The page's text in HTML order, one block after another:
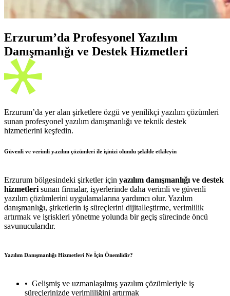
Erzurum’da Profesyonel Yazılım
Danışmanlığı ve Destek Hizmetleri
Erzurum’da yer alan şirketlere özgü ve yenilikçi yazılım çözümleri
sunan profesyonel yazılım danışmanlığı ve teknik destek
hizmetlerini keşfedin.
Güvenli ve verimli yazılım çözümleri ile işinizi olumlu şekilde etkileyin
Erzurum bölgesindeki şirketler için yazılım danışmanlığı ve destek
hizmetleri sunan firmalar, işyerlerinde daha verimli ve güvenli
yazılım çözümlerini uygulamalarına yardımcı olur. Yazılım
danışmanlığı, şirketlerin iş süreçlerini dijitalleştirme, verimlilik
artırmak ve işriskleri yönetme yolunda bir geçiş sürecinde öncü
savunucularıdır.
Yazılım Danışmanlığı Hizmetleri Ne İçin Önemlidir?
Gelişmiş ve uzmanlaşılmış yazılım çözümleriyle iş
süreçlerinizde verimliliğini artırmak